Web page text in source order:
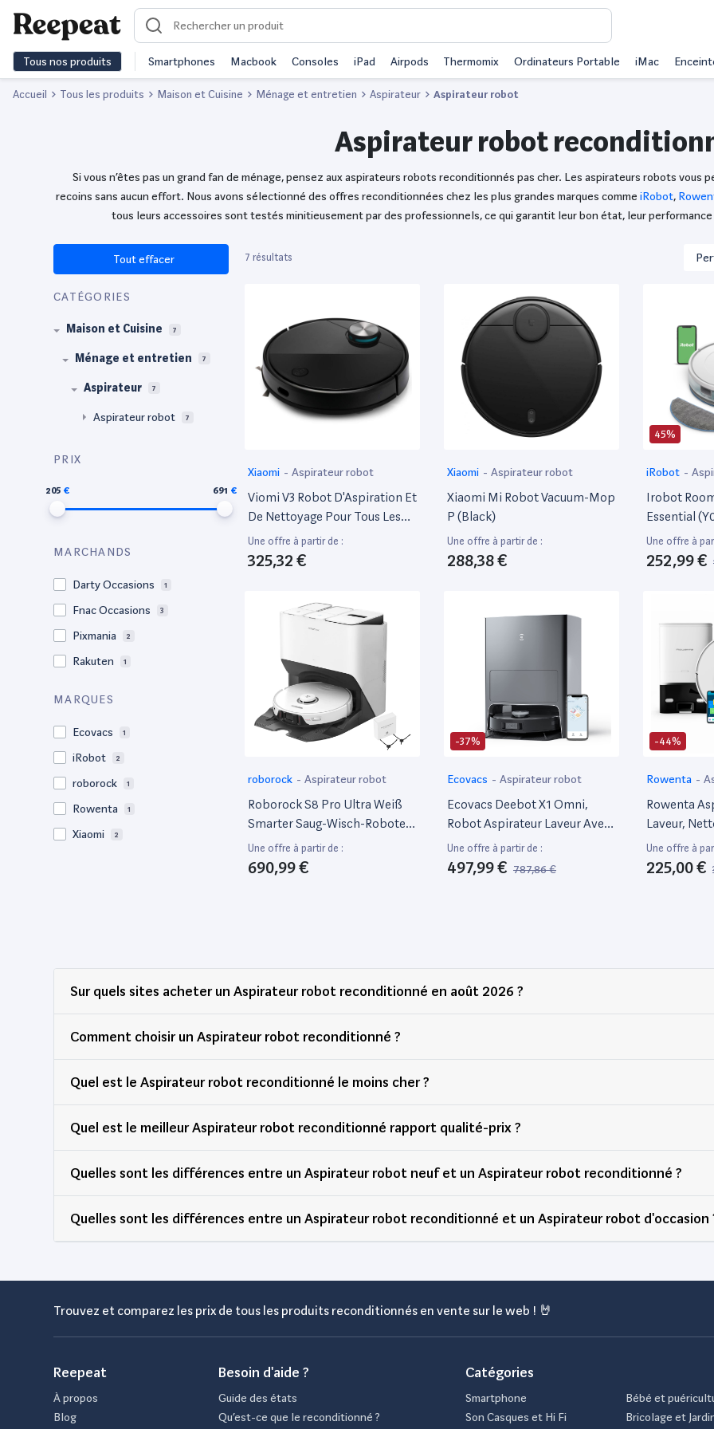
Tous nos produits Smartphones Macbook Consoles iPad Airpods Thermomix Ordinateurs Portable iMac
Accueil Tous les produits Maison et Cuisine Ménage et entretien Aspirateur Aspirateur robot
Aspirateur robot
Si vous n’êtes pas un grand fan de ménage, pensez aux aspirateurs robots reconditionnés pas cher. Les aspirateurs robots
recoins sans aucun effort. Nous avons sélectionné des offres reconditionnées chez les plus grandes marques comme iRobot,
tous leurs accessoires sont testés minitieusement par des professionnels, ce qui garantit leur bon état, leur
Tout effacer
CATÉGORIES
Maison et Cuisine 7
Ménage et entretien 7
Aspirateur 7
Aspirateur robot 7
PRIX
205 691
MARCHANDS
Darty Occasions 1
Fnac Occasions 3
Pixmania 2
Rakuten 1
MARQUES
Ecovacs 1
iRobot 2
roborock 1
Rowenta 1
Xiaomi 2
7 résultats
Xiaomi - Aspirateur robot
Viomi V3 Robot D'Aspiration Et
De Nettoyage Pour Tous Les
Sols (2600Pa, 150Min
D'Autonomie, 300Ml Réservoir
À Poussière/200Ml Réservoir À
App & Commande Vocale)
Une offre à partir de :
325,32 €
Xiaomi - Aspirateur robot
Xiaomi Mi Robot Vacuum-Mop
P (Black)
Une offre à partir de :
288,38 €
45%
iRobot -
Irobot
Essential
Aspirateur
- Efficace Et
Système
Application
Une offre à
252,99 €
roborock - Aspirateur robot
Roborock S8 Pro Ultra Weiß
Smarter Saug-Wisch-Roboter
Mit Reinigungsstation
Une offre à partir de :
690,99 €
-37%
Ecovacs - Aspirateur robot
Ecovacs Deebot X1 Omni,
Robot Aspirateur Laveur Avec
Station De Nettoyage
Multifonctionnelle, Puissance
D'Aspiration 5000Pa,
Une offre à partir de :
497,99 € 787,86 €
-44%
Rowenta -
Rowenta
Laveur,
Navigation
Silencieux,
Durée,
Une offre à
225,00 €
Sur quels sites acheter un Aspirateur robot reconditionné en août 2026 ?
Comment choisir un Aspirateur robot reconditionné ?
Quel est le Aspirateur robot reconditionné le moins cher ?
Quel est le meilleur Aspirateur robot reconditionné rapport qualité-prix ?
Quelles sont les différences entre un Aspirateur robot neuf et un Aspirateur robot reconditionné ?
Quelles sont les différences entre un Aspirateur robot reconditionné et un Aspirateur robot d'occasion
Trouvez et comparez les prix de tous les produits reconditionnés en vente sur le web ! 🤘
Reepeat
À propos
Blog
Besoin d'aide ?
Guide des états
Qu’est-ce que le reconditionné ?
Catégories
Smartphone
Son Casques et Hi Fi
Bébé et
Bricolage et